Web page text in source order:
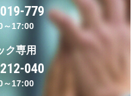
779
～17:00
ク専用
040
～17:00